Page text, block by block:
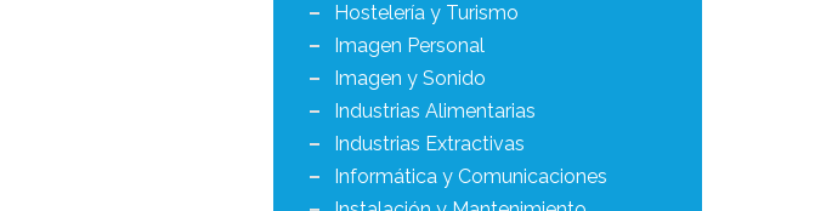
Hostelería y Turismo
Imagen Personal
Imagen y Sonido
Industrias Alimentarias
Industrias Extractivas
Informática y Comunicaciones